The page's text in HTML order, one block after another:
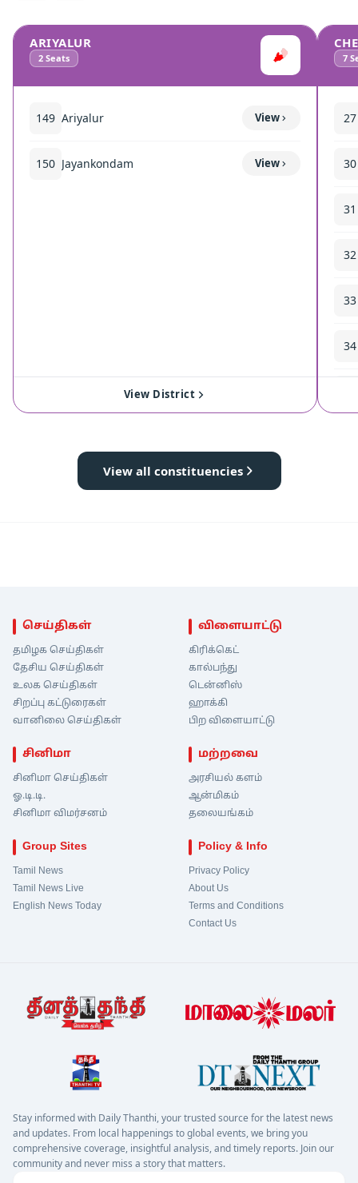
ARIYALUR
2 Seats
149 Ariyalur View
150 Jayankondam View
View District
7
27
30
31
32
33
34
View all constituencies
செய்திகள்
தமிழக செய்திகள்
தேசிய செய்திகள்
உலக செய்திகள்
சிறப்பு கட்டுரைகள்
வானிலை செய்திகள்
விளையாட்டு
கிரிக்கெட்
கால்பந்து
டென்னிஸ்
ஹாக்கி
பிற விளையாட்டு
சினிமா
சினிமா செய்திகள்
ஓ.டி.டி.
சினிமா விமர்சனம்
மற்றவை
அரசியல் களம்
ஆன்மிகம்
தலையங்கம்
Group Sites
Tamil News
Tamil News Live
English News Today
Policy & Info
Privacy Policy
About Us
Terms and Conditions
Contact Us
Stay informed with Daily Thanthi, your trusted source for the latest news
and updates. From local happenings to global events, we bring you
comprehensive coverage, insightful analysis, and timely reports. Join our
community and never miss a story that matters.